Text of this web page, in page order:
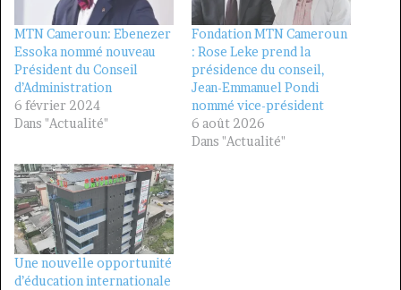
MTN Cameroun: Ebenezer
Essoka nommé nouveau
Président du Conseil
d’Administration
6 février 2024
Dans "Actualité"
Fondation MTN Cameroun
: Rose Leke prend la
présidence du conseil,
Jean-Emmanuel Pondi
nommé vice-président
6 août 2026
Dans "Actualité"
Une nouvelle opportunité
d’éducation internationale